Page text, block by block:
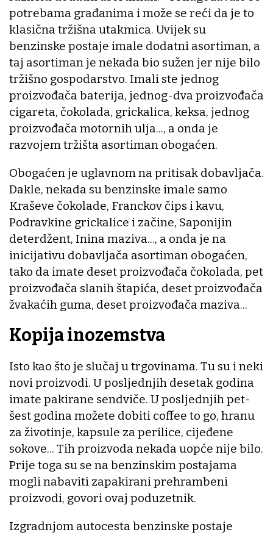
potrebama građanima i može se reći da je to
klasična tržišna utakmica. Uvijek su
benzinske postaje imale dodatni asortiman, a
taj asortiman je nekada bio sužen jer nije bilo
tržišno gospodarstvo. Imali ste jednog
proizvođača baterija, jednog-dva proizvođača
cigareta, čokolada, grickalica, keksa, jednog
proizvođača motornih ulja..., a onda je
razvojem tržišta asortiman obogaćen.
Obogaćen je uglavnom na pritisak dobavljača.
Dakle, nekada su benzinske imale samo
Kraševe čokolade, Franckov čips i kavu,
Podravkine grickalice i začine, Saponijin
deterdžent, Inina maziva..., a onda je na
inicijativu dobavljača asortiman obogaćen,
tako da imate deset proizvođača čokolada, pet
proizvođača slanih štapića, deset proizvođača
žvakaćih guma, deset proizvođača maziva...
Kopija inozemstva
Isto kao što je slučaj u trgovinama. Tu su i neki
novi proizvodi. U posljednjih desetak godina
imate pakirane sendviče. U posljednjih pet-
šest godina možete dobiti coffee to go, hranu
za životinje, kapsule za perilice, cijeđene
sokove... Tih proizvoda nekada uopće nije bilo.
Prije toga su se na benzinskim postajama
mogli nabaviti zapakirani prehrambeni
proizvodi, govori ovaj poduzetnik.
Izgradnjom autocesta benzinske postaje